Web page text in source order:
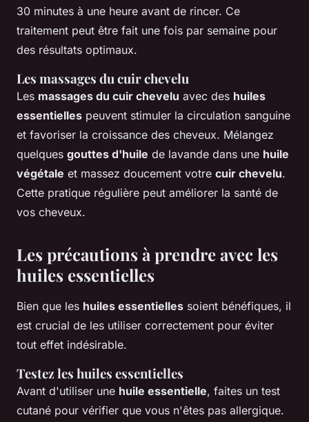
30 minutes à une heure avant de rincer. Ce
traitement peut être fait une fois par semaine pour
des résultats optimaux.
Les massages du cuir chevelu
Les massages du cuir chevelu avec des huiles
essentielles peuvent stimuler la circulation sanguine
et favoriser la croissance des cheveux. Mélangez
quelques gouttes d'huile de lavande dans une huile
végétale et massez doucement votre cuir chevelu.
Cette pratique régulière peut améliorer la santé de
vos cheveux.
Les précautions à prendre avec les
huiles essentielles
Bien que les huiles essentielles soient bénéfiques, il
est crucial de les utiliser correctement pour éviter
tout effet indésirable.
Testez les huiles essentielles
Avant d'utiliser une huile essentielle, faites un test
cutané pour vérifier que vous n'êtes pas allergique.